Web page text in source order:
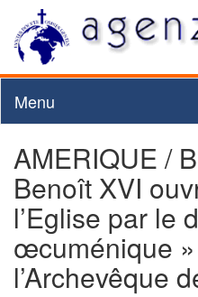
Menu
AMERIQUE /
Benoît XVI
l’Eglise par le
œcuménique
l’Archevêque